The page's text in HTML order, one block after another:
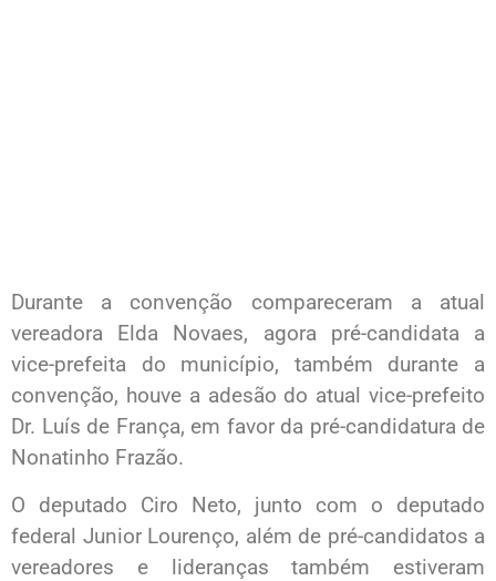
Durante a convenção compareceram a atual
vereadora Elda Novaes, agora pré-candidata a
vice-prefeita do município, também durante a
convenção, houve a adesão do atual vice-prefeito
Dr. Luís de França, em favor da pré-candidatura de
Nonatinho Frazão.
O deputado Ciro Neto, junto com o deputado
federal Junior Lourenço, além de pré-candidatos a
vereadores e lideranças também estiveram